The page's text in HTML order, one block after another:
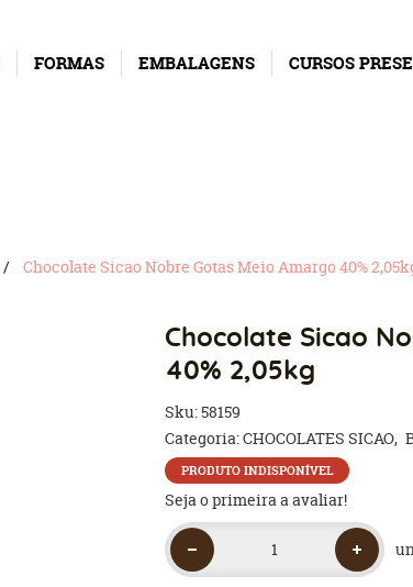
FORMAS EMBALAGENS CURSOS
Chocolate Sicao Nobre Gotas Meio Amargo 40%
Chocolate Sicao
40% 2,05kg
Sku:58159
Categoria:CHOCOLATES SICAO
PRODUTO INDISPONÍVEL
Seja o primeira a avaliar!